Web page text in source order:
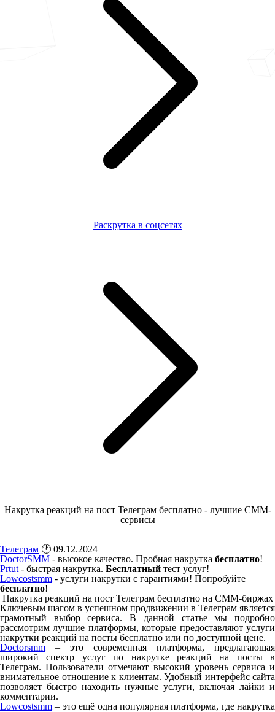
Раскрутка в соцсетях
Накрутка реакций на пост Телеграм бесплатно - лучшие СММ-
сервисы
Телеграм 🕐 09.12.2024
DoctorSMM - высокое качество. Пробная накрутка бесплатно!
Prtut - быстрая накрутка. Бесплатный тест услуг!
Lowcostsmm - услуги накрутки с гарантиями! Попробуйте
бесплатно!
Накрутка реакций на пост Телеграм бесплатно на СММ-биржах
Ключевым шагом в успешном продвижении в Телеграм является
грамотный выбор сервиса. В данной статье мы подробно
рассмотрим лучшие платформы, которые предоставляют услуги
накрутки реакций на посты бесплатно или по доступной цене.
Doctorsmm – это современная платформа, предлагающая
широкий спектр услуг по накрутке реакций на посты в
Телеграм. Пользователи отмечают высокий уровень сервиса и
внимательное отношение к клиентам. Удобный интерфейс сайта
позволяет быстро находить нужные услуги, включая лайки и
комментарии.
Lowcostsmm – это ещё одна популярная платформа, где накрутка